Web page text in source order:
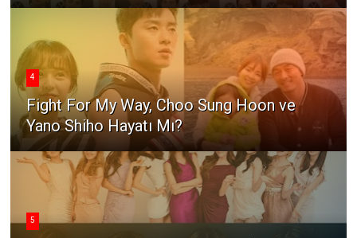
4
Fight For My Way, Choo Sung Hoon ve
Yano Shiho Hayatı Mı?
5